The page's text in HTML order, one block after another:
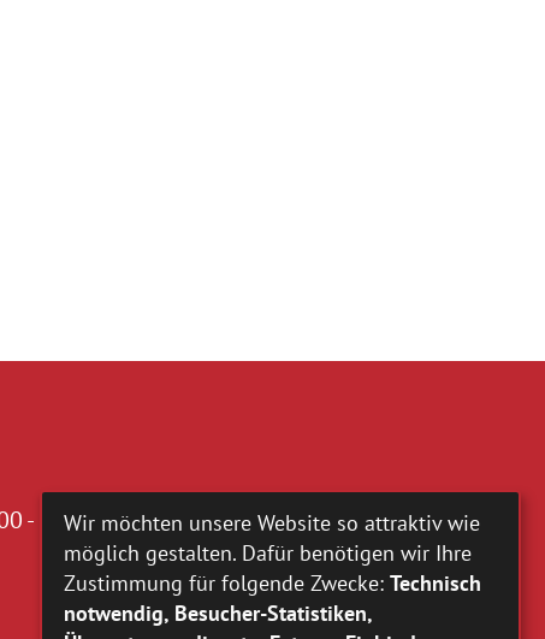
- 16.00 Uhr
Wir möchten unsere Website so attraktiv wie
möglich gestalten. Dafür benötigen wir Ihre
Zustimmung für folgende Zwecke: Technisch
notwendig, Besucher-Statistiken,